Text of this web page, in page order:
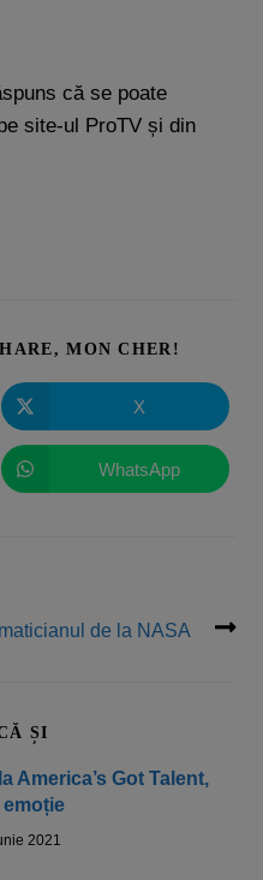
că se poate
site-ul ProTV și din
MON CHER!
X
WhatsApp
de la NASA
ȘI
America’s Got Talent,
emoție
2021